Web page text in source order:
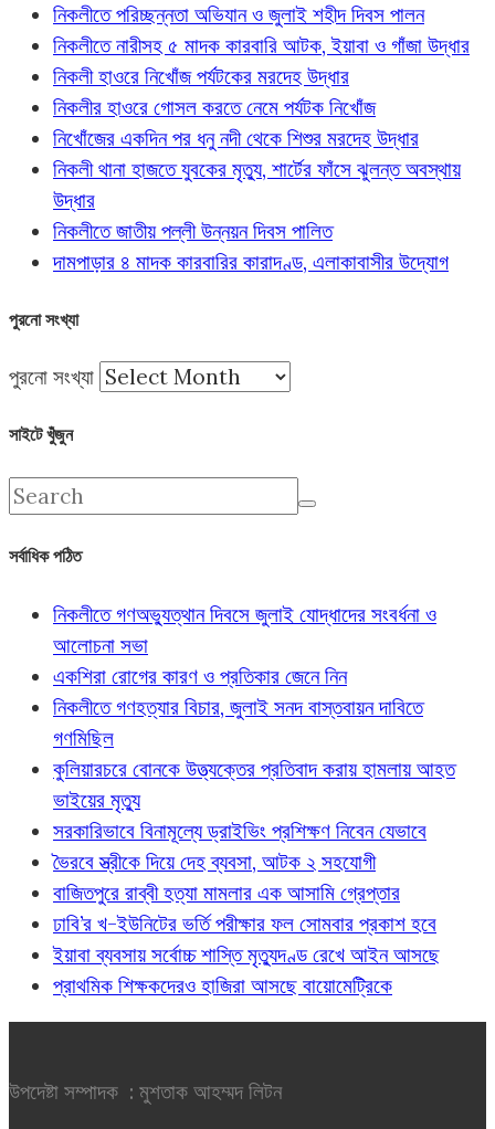
নিকলীতে পরিচ্ছন্নতা অভিযান ও জুলাই শহীদ দিবস পালন
নিকলীতে নারীসহ ৫ মাদক কারবারি আটক, ইয়াবা ও গাঁজা উদ্ধার
নিকলী হাওরে নিখোঁজ পর্যটকের মরদেহ উদ্ধার
নিকলীর হাওরে গোসল করতে নেমে পর্যটক নিখোঁজ
নিখোঁজের একদিন পর ধনু নদী থেকে শিশুর মরদেহ উদ্ধার
নিকলী থানা হাজতে যুবকের মৃত্যু, শার্টের ফাঁসে ঝুলন্ত অবস্থায়
উদ্ধার
নিকলীতে জাতীয় পল্লী উন্নয়ন দিবস পালিত
দামপাড়ার ৪ মাদক কারবারির কারাদণ্ড, এলাকাবাসীর উদ্যোগ
পুরনো সংখ্যা
পুরনো সংখ্যা
সাইটে খুঁজুন
সর্বাধিক পঠিত
নিকলীতে গণঅভ্যুত্থান দিবসে জুলাই যোদ্ধাদের সংবর্ধনা ও
আলোচনা সভা
একশিরা রোগের কারণ ও প্রতিকার জেনে নিন
নিকলীতে গণহত্যার বিচার, জুলাই সনদ বাস্তবায়ন দাবিতে
গণমিছিল
কুলিয়ারচরে বোনকে উত্ত্যক্তের প্রতিবাদ করায় হামলায় আহত
ভাইয়ের মৃত্যু
সরকারিভাবে বিনামূল্যে ড্রাইভিং প্রশিক্ষণ নিবেন যেভাবে
ভৈরবে স্ত্রীকে দিয়ে দেহ ব্যবসা, আটক ২ সহযোগী
বাজিতপুরে রাব্বী হত্যা মামলার এক আসামি গ্রেপ্তার
ঢাবি’র খ-ইউনিটের ভর্তি পরীক্ষার ফল সোমবার প্রকাশ হবে
ইয়াবা ব্যবসায় সর্বোচ্চ শাস্তি মৃত্যুদণ্ড রেখে আইন আসছে
প্রাথমিক শিক্ষকদেরও হাজিরা আসছে বায়োমেট্রিকে
উপদেষ্টা সম্পাদক : মুশতাক আহম্মদ লিটন